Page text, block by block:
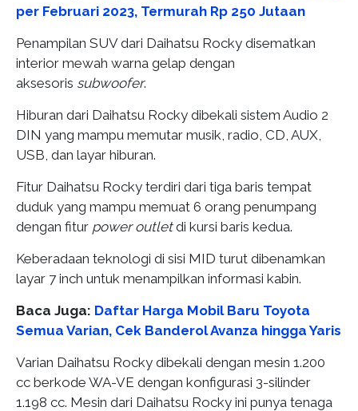
per Februari 2023, Termurah Rp 250 Jutaan
Penampilan SUV dari Daihatsu Rocky disematkan
interior mewah warna gelap dengan
aksesoris subwoofer.
Hiburan dari Daihatsu Rocky dibekali sistem Audio 2
DIN yang mampu memutar musik, radio, CD, AUX,
USB, dan layar hiburan.
Fitur Daihatsu Rocky terdiri dari tiga baris tempat
duduk yang mampu memuat 6 orang penumpang
dengan fitur power outletdi kursi baris kedua.
Keberadaan teknologi di sisi MID turut dibenamkan
layar 7 inch untuk menampilkan informasi kabin.
Baca Juga: Daftar Harga Mobil Baru Toyota
Semua Varian, Cek Banderol Avanza hingga Yaris
Varian Daihatsu Rocky dibekali dengan mesin 1.200
cc berkode WA-VE dengan konfigurasi 3-silinder
1.198 cc. Mesin dari Daihatsu Rocky ini punya tenaga